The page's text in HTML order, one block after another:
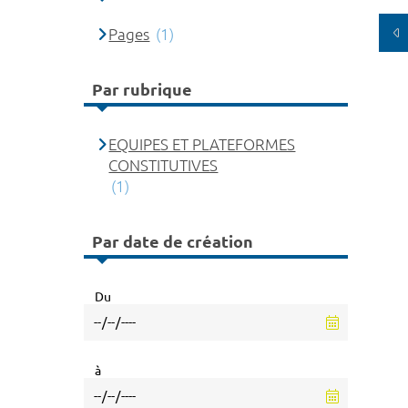
Pages (1)
Par rubrique
EQUIPES ET PLATEFORMES
CONSTITUTIVES
(1)
Par date de création
Du
à